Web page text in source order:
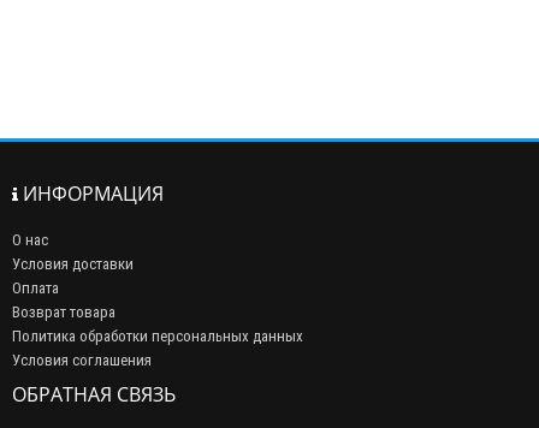
ИНФОРМАЦИЯ
О нас
Условия доставки
Оплата
Возврат товара
Политика обработки персональных данных
Условия соглашения
ОБРАТНАЯ СВЯЗЬ